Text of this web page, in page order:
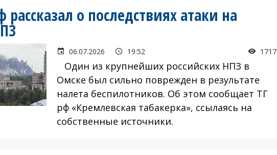
о последствиях атаки на
06.07.2026 19:52 1717
Один из крупнейших российских НПЗ в
Омске был сильно поврежден в результате
налета беспилотников. Об этом сообщает ТГ
рф «Кремлевская табакерка», ссылаясь на
собственные источники.